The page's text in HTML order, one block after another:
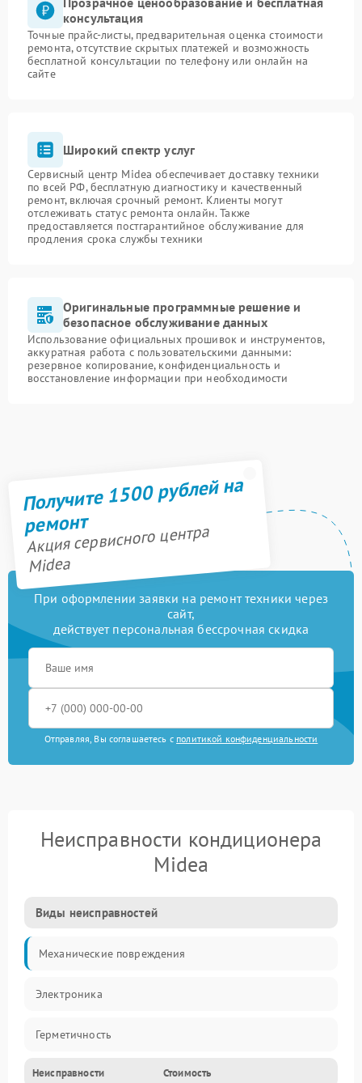
консультация
Точные прайс-листы, предварительная оценка стоимости
ремонта, отсутствие скрытых платежей и возможность
бесплатной консультации по телефону или онлайн на
сайте
Широкий спектр услуг
Сервисный центр Midea обеспечивает доставку техники
по всей РФ, бесплатную диагностику и качественный
ремонт, включая срочный ремонт. Клиенты могут
отслеживать статус ремонта онлайн. Также
предоставляется постгарантийное обслуживание для
продления срока службы техники
Оригинальные программные решение и
безопасное обслуживание данных
Использование официальных прошивок и инструментов,
аккуратная работа с пользовательскими данными:
резервное копирование, конфиденциальность и
восстановление информации при необходимости
Получите 1500 рублей на
ремонт
Акция сервисного центра
Midea
При оформлении заявки на ремонт техники через
сайт,
действует персональная бессрочная скидка
Отправляя, Вы соглашаетесь с политикой конфиденциальности
Неисправности кондиционера
Midea
Виды неисправностей
Механические повреждения
Электроника
Герметичность
Механика
Неисправности Стоимость